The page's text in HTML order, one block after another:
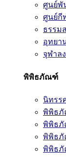
ศูนย์พั
ศูนย์กี
ธรรม
อุทยา
จุฬาล
พิพิธภัณฑ์
นิทรร
พิพิธ
พิพิธภั
พิพิธ
พิพิธภั